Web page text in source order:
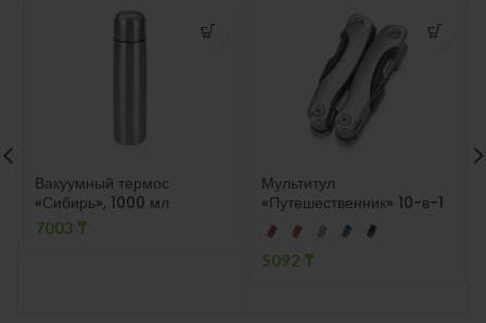
Вакуумный термос
«Сибирь», 1000 мл
7003 ₸
Мультитул
«Путешественник» 10-в-1
5092 ₸